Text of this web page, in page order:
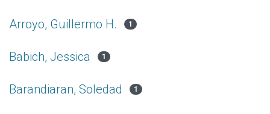
Arroyo, Guillermo H. 1
Babich, Jessica 1
Barandiaran, Soledad 1